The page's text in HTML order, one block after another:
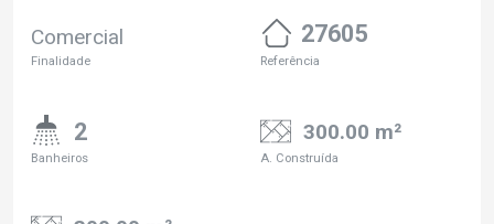
Comercial
Finalidade
27605
Referência
2
Banheiros
300.00 m²
A. Construída